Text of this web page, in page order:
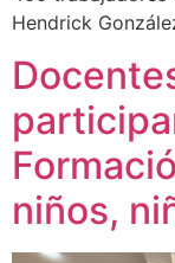
Hendrick
niños,